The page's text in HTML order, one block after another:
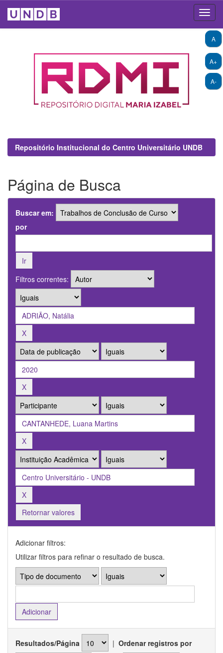
A+
A-
A
Repositório Institucional do Centro Universitário UNDB
Página de Busca
Buscar em:
por
Filtros correntes:
Retornar valores
Adicionar filtros:
Utilizar filtros para refinar o resultado de busca.
Resultados/Página | Ordenar registros por